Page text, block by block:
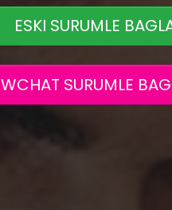
ESKI SURUMLE
WCHAT SURUMLE